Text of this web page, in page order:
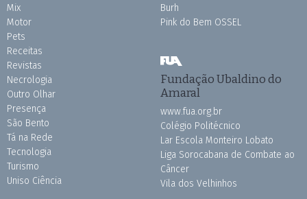
Mix
Motor
Pets
Receitas
Revistas
Necrologia
Outro Olhar
Presença
São Bento
Tá na Rede
Tecnologia
Turismo
Uniso Ciência
Burh
Pink do Bem OSSEL
Fundação Ubaldino do
Amaral
www.fua.org.br
Colégio Politécnico
Lar Escola Monteiro Lobato
Liga Sorocabana de Combate ao
Câncer
Vila dos Velhinhos